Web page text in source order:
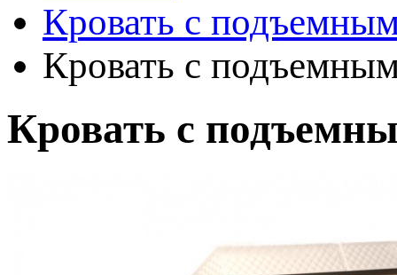
Кровать с
Кровать с
Кровать с